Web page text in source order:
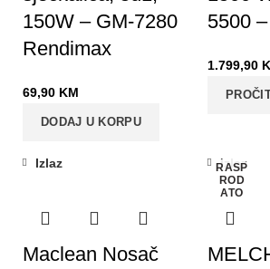
150W – GM-7280
Rendimax
69,90 KM
DODAJ U KORPU
5500
1.799,90
Izlaz
Maclean Nosač
RASP
ROD
ATO
Izlaz